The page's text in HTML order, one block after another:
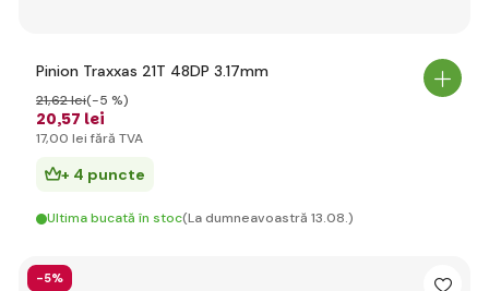
Pinion Traxxas 21T 48DP 3.17mm
20,57 lei
21,62 lei(-5 %)
17,00 lei fără TVA
+ 4 puncte
Ultima bucată în stoc(La dumneavoastră 13.08.)
-5%